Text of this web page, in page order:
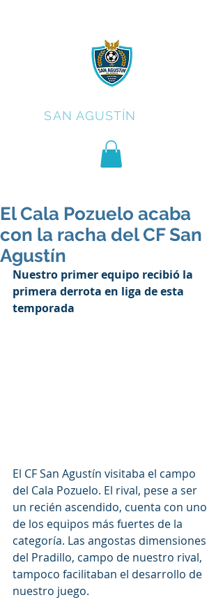
SAN AGUSTÍN
El Cala Pozuelo acaba
con la racha del CF San
Agustín
Nuestro primer equipo recibió la
primera derrota en liga de esta
temporada
El CF San Agustín visitaba el campo
del Cala Pozuelo. El rival, pese a ser
un recién ascendido, cuenta con uno
de los equipos más fuertes de la
categoría. Las angostas dimensiones
del Pradillo, campo de nuestro rival,
tampoco facilitaban el desarrollo de
nuestro juego.